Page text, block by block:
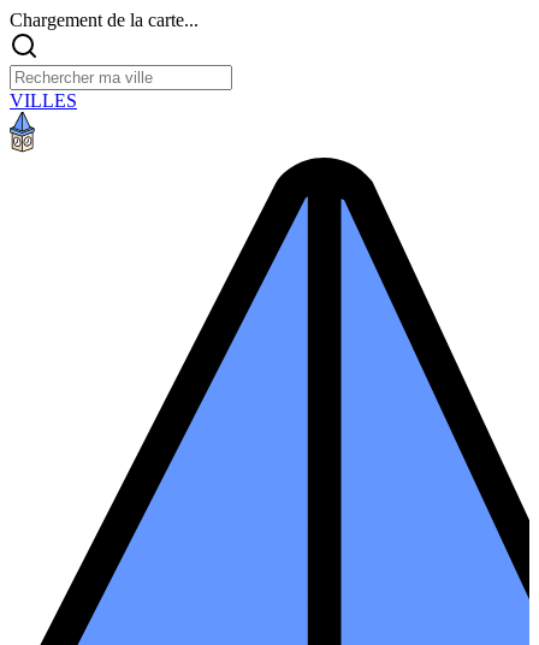
Chargement de la carte...
VILLES